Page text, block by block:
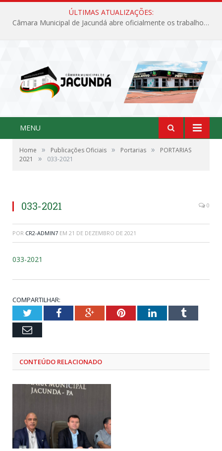
ÚLTIMAS ATUALIZAÇÕES:
Câmara Municipal de Jacundá abre oficialmente os trabalhos legislativos de 2026
MENU
Home » Publicações Oficiais » Portarias »
PORTARIAS
2021
» 033-2021
033-2021 0
POR CR2-ADMIN7 EM 21 DE DEZEMBRO DE 2021
033-2021
COMPARTILHAR:
TwitterFacebookGoogle+PinterestLinkedInTumblr
Email
CONTEÚDO RELACIONADO